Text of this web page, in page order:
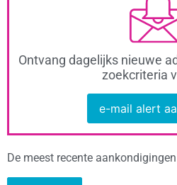
Ontvang dagelijks nieuwe
zoekcriteria
e-mail alert
De meest recente